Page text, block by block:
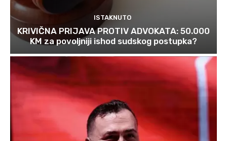
ISTAKNUTO
KRIVIČNA PRIJAVA PROTIV ADVOKATA: 50.000
KM za povoljniji ishod sudskog postupka?